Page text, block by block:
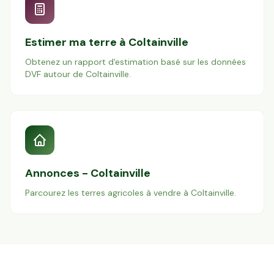
Estimer ma terre à Coltainville
Obtenez un rapport d'estimation basé sur les données
DVF autour de Coltainville.
Annonces - Coltainville
Parcourez les terres agricoles à vendre à Coltainville.